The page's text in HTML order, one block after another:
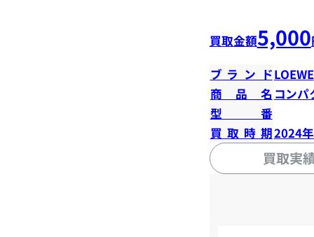
買取金額5,000
ブランドLOEWE
商品名 コンパ
型番
買取時期2024
買取実